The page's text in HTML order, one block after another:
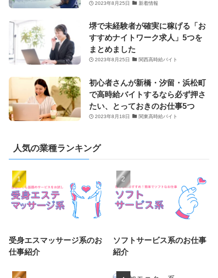
2023年8月25日 新着情報
堺で未経験者が確実に稼げる「お
すすめナイトワーク求人」5つを
まとめました
2023年8月25日 関西高時給バイト
初心者さんが新橋・汐留・浜松町
で高時給バイトするなら必ず押さ
たい、とっておきのお仕事5つ
2023年8月18日 関東高時給バイト
人気の業種ランキング
受身エスマッサージ系のお
仕事紹介
ソフトサービス系のお仕事
紹介